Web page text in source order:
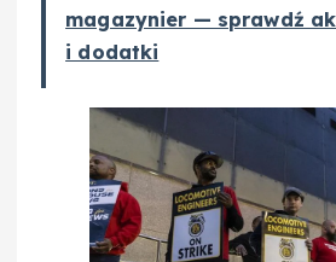
magazynier — sprawdź
i dodatki